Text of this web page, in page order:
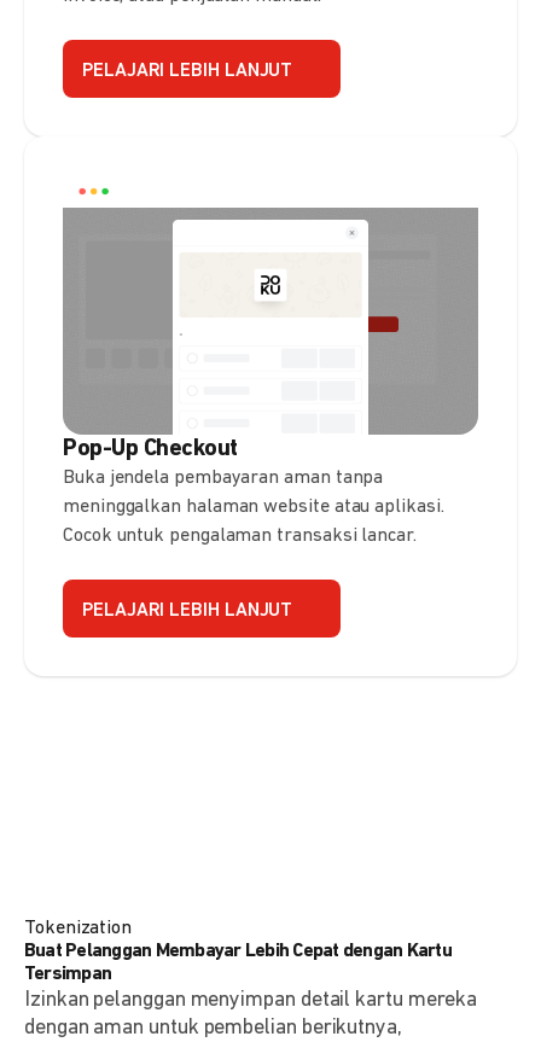
PELAJARI LEBIH LANJUT
Pop-Up Checkout
Buka jendela pembayaran aman tanpa
meninggalkan halaman website atau aplikasi.
Cocok untuk pengalaman transaksi lancar.
PELAJARI LEBIH LANJUT
Tokenization
Buat Pelanggan Membayar Lebih Cepat dengan Kartu
Tersimpan
Izinkan pelanggan menyimpan detail kartu mereka
dengan aman untuk pembelian berikutnya,